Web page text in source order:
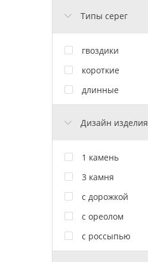
Типы серег
гвоздики
короткие
длинные
Дизайн изделия
1 камень
3 камня
с дорожкой
с ореолом
с россыпью